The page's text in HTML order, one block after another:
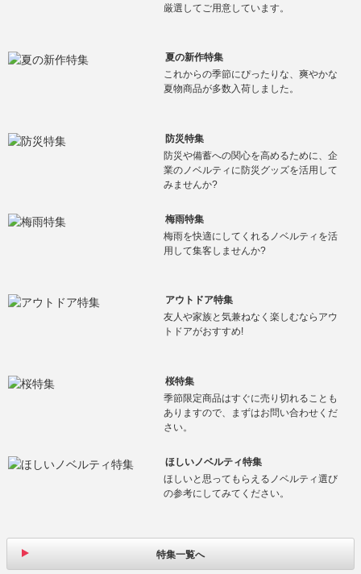
厳選してご用意しています。
夏の新作特集
これからの季節にぴったりな、爽やかな
夏物商品が多数入荷しました。
防災特集
防災や備蓄への関心を高めるために、企
業のノベルティに防災グッズを活用して
みませんか?
梅雨特集
梅雨を快適にしてくれるノベルティを活
用して集客しませんか?
アウトドア特集
友人や家族と気兼ねなく楽しむならアウ
トドアがおすすめ!
桜特集
季節限定商品はすぐに売り切れることも
ありますので、まずはお問い合わせくだ
さい。
ほしいノベルティ特集
ほしいと思ってもらえるノベルティ選び
の参考にしてみてください。
特集一覧へ